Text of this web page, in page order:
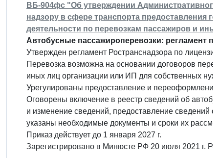
ВБ-904фс "Об утверждении
надзору в сфере транспорта предоставления
деятельности по перевозкам пассажиров и
Автобусные пассажироперевозки: регламент
Утвержден регламент Ространснадзора по
Перевозка возможна на основании договоров
иных лиц организации или ИП для собственных
Урегулированы предоставление и
Оговорены включение в реестр сведений об
и изменение сведений, предоставление сведений о
указаны необходимые документы и сроки их
Приказ действует до 1 января 2027 г.
Зарегистрировано в Минюсте РФ 20 июля 2021 г.